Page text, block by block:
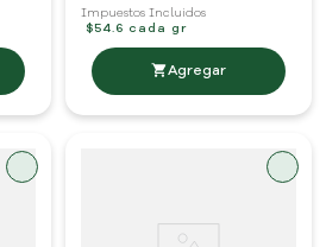
Impuestos Incluidos
$54.6 cada gr